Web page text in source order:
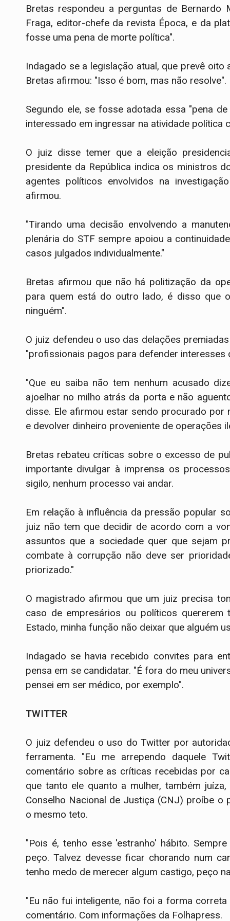
Bretas respondeu a perguntas de Bernardo
Fraga, editor-chefe da revista Época, e da
fosse uma pena de morte política".
Indagado se a legislação atual, que prevê
Bretas afirmou: "Isso é bom, mas não resolve".
Segundo ele, se fosse adotada essa "pena
interessado em ingressar na atividade política
O juiz disse temer que a eleição
presidente da República indica os ministros
agentes políticos envolvidos na
afirmou.
"Tirando uma decisão envolvendo a
plenária do STF sempre apoiou a
casos julgados individualmente."
Bretas afirmou que não há politização da
para quem está do outro lado, é disso que
ninguém".
O juiz defendeu o uso das delações
"profissionais pagos para defender interesses
"Que eu saiba não tem nenhum acusado
ajoelhar no milho atrás da porta e não
disse. Ele afirmou estar sendo procurado
e devolver dinheiro proveniente de operações
Bretas rebateu críticas sobre o excesso de
importante divulgar à imprensa os
sigilo, nenhum processo vai andar.
Em relação à influência da pressão popular
juiz não tem que decidir de acordo com a
assuntos que a sociedade quer que sejam
combate à corrupção não deve ser
priorizado."
O magistrado afirmou que um juiz precisa
caso de empresários ou políticos
Estado, minha função não deixar que alguém
Indagado se havia recebido convites para
pensa em se candidatar. "É fora do meu
pensei em ser médico, por exemplo".
TWITTER
O juiz defendeu o uso do Twitter por
ferramenta. "Eu me arrependo daquele
comentário sobre as críticas recebidas por
que tanto ele quanto a mulher, também
Conselho Nacional de Justiça (CNJ) proíbe
o mesmo teto.
"Pois é, tenho esse 'estranho' hábito.
peço. Talvez devesse ficar chorando num
tenho medo de merecer algum castigo, peço
"Eu não fui inteligente, não foi a forma
comentário. Com informações da Folhapress.